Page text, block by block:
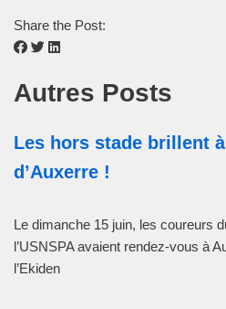
Share the Post:
Autres Posts
Les hors stade brillent à
d’Auxerre !
Le dimanche 15 juin, les coureurs
l’USNSPA avaient rendez-vous à
l’Ekiden